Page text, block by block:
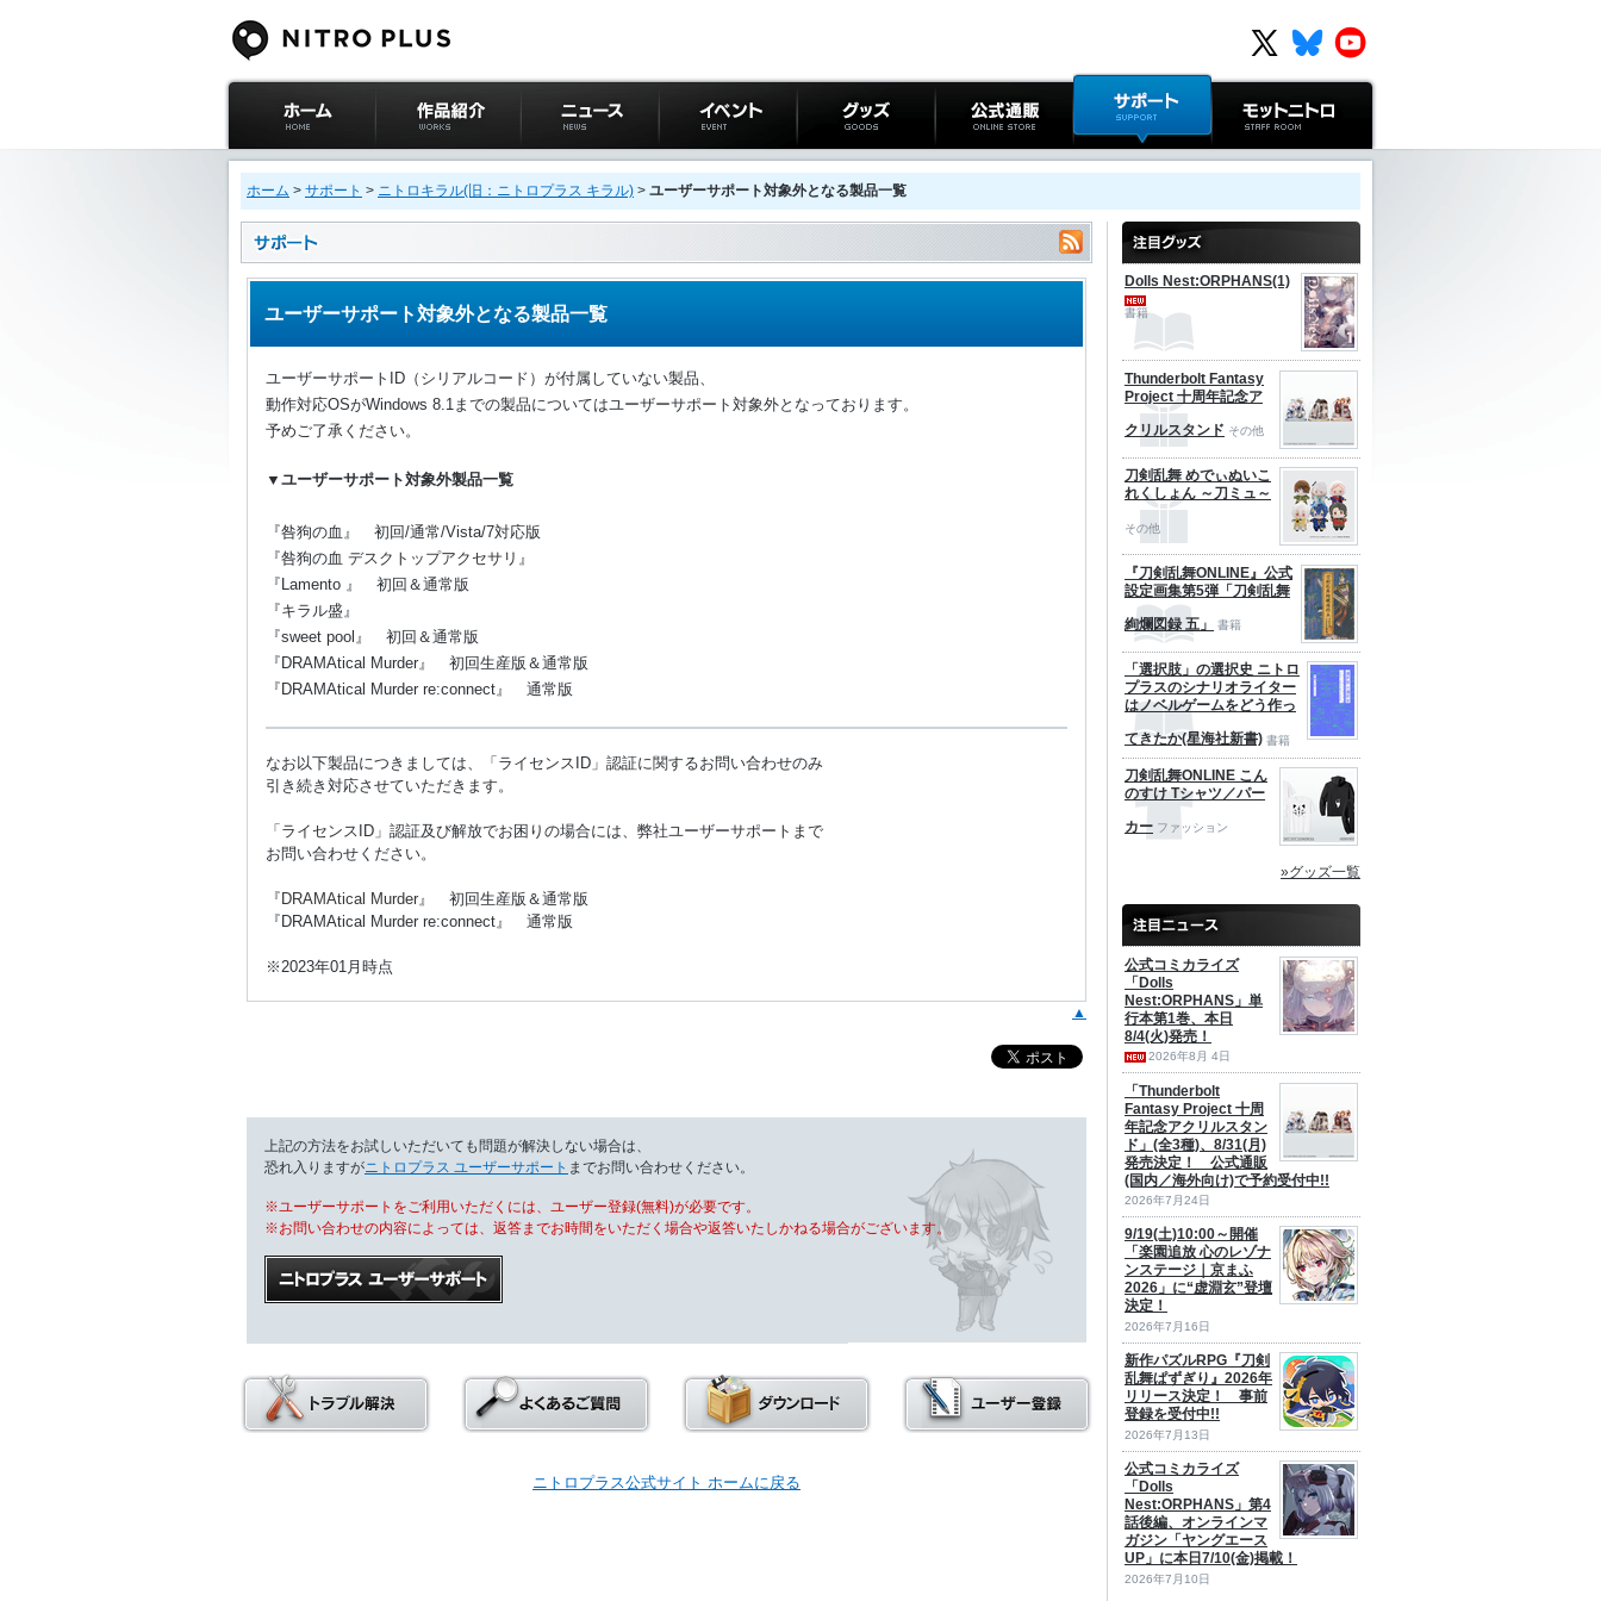
ニトロプラス公式
サイト ホーム
作品紹介 ニュース イベント グッズ 公式通販 サポート モットニトロ
ホーム > サポート > ニトロキラル(旧：ニトロプラス キラル) > ユーザーサポート対象外となる製品一覧
ユーザーサポート対象外となる製品一覧
ユーザーサポートID（シリアルコード）が付属していない製品、
動作対応OSがWindows 8.1までの製品についてはユーザーサポート対象外となっております。
予めご了承ください。
▼ユーザーサポート対象外製品一覧
『咎狗の血』 初回/通常/Vista/7対応版
『咎狗の血 デスクトップアクセサリ』
『Lamento 』 初回＆通常版
『キラル盛』
『sweet pool』 初回＆通常版
『DRAMAtical Murder』 初回生産版＆通常版
『DRAMAtical Murder re:connect』 通常版
なお以下製品につきましては、「ライセンスID」認証に関するお問い合わせのみ
引き続き対応させていただきます。
「ライセンスID」認証及び解放でお困りの場合には、弊社ユーザーサポートまで
お問い合わせください。
『DRAMAtical Murder』 初回生産版＆通常版
『DRAMAtical Murder re:connect』 通常版
※2023年01月時点
▲
上記の方法をお試しいただいても問題が解決しない場合は、
恐れ入りますがニトロプラス ユーザーサポート までお問い合わせください。
※ユーザーサポートをご利用いただくには、ユーザー登録(無料)が必要です。
※お問い合わせの内容によっては、返答までお時間をいただく場合や返答いたしかねる場合がございます。
ニトロプラス公式サイト ホームに戻る
Dolls Nest:ORPHANS(1)
書籍
Thunderbolt Fantasy
Project 十周年記念ア
クリルスタンド その他
刀剣乱舞 めでぃぬいこ
れくしょん ～刀ミュ～
その他
『刀剣乱舞ONLINE』公式
設定画集第5弾「刀剣乱舞
絢爛図録 五」 書籍
「選択肢」の選択史 ニトロ
プラスのシナリオライター
はノベルゲームをどう作っ
てきたか(星海社新書) 書籍
刀剣乱舞ONLINE こん
のすけ Tシャツ／パー
カー ファッション
»グッズ一覧
公式コミカライズ
「Dolls
Nest:ORPHANS」単
行本第1巻、本日
8/4(火)発売！
2026年8月 4日
「Thunderbolt
Fantasy Project 十周
年記念アクリルスタン
ド」(全3種)、8/31(月)
発売決定！ 公式通販
(国内／海外向け)で予約受付中!!
2026年7月24日
9/19(土)10:00～開催
「楽園追放 心のレゾナ
ンステージ｜京まふ
2026」に“虚淵玄”登壇
決定！
2026年7月16日
新作パズルRPG『刀剣
乱舞ぱずぎり』2026年
リリース決定！ 事前
登録を受付中!!
2026年7月13日
公式コミカライズ
「Dolls
Nest:ORPHANS」第4
話後編、オンラインマ
ガジン「ヤングエース
UP」に本日7/10(金)掲載！
2026年7月10日